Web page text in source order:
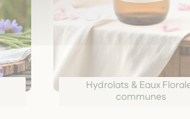
Hydrolats & Eaux
communes